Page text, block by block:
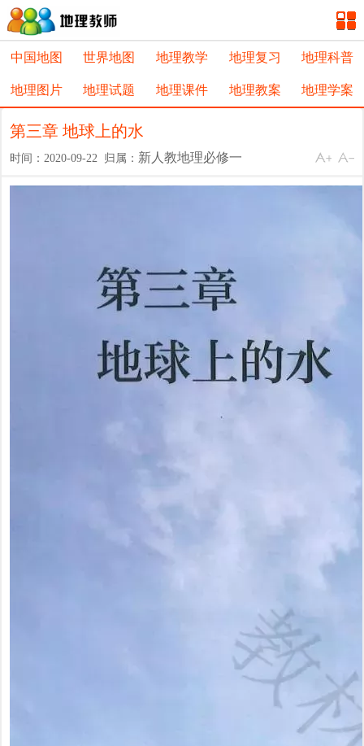
中国地图 世界地图 地理教学 地理复习 地理科普
地理图片 地理试题 地理课件 地理教案 地理学案
第三章 地球上的水
时间：2020-09-22 归属： 新人教地理必修一